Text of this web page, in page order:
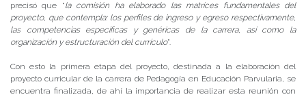
precisó que “la comisión ha elaborado las matrices fundamentales del
proyecto, que contempla: los perfiles de ingreso y egreso respectivamente,
las competencias específicas y genéricas de la carrera, así como la
organización y estructuración del currículo”.
Con esto la primera etapa del proyecto, destinada a la elaboración del
proyecto curricular de la carrera de Pedagogía en Educación Parvularia, se
encuentra finalizada, de ahí la importancia de realizar esta reunión con